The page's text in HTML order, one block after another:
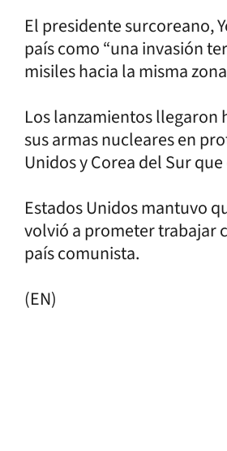
El presidente surcoreano,
país como “una invasión
misiles hacia la misma
Los lanzamientos llegaron
sus armas nucleares en
Unidos y Corea del Sur
Estados Unidos mantuvo
volvió a prometer trabajar
país comunista.
(EN)